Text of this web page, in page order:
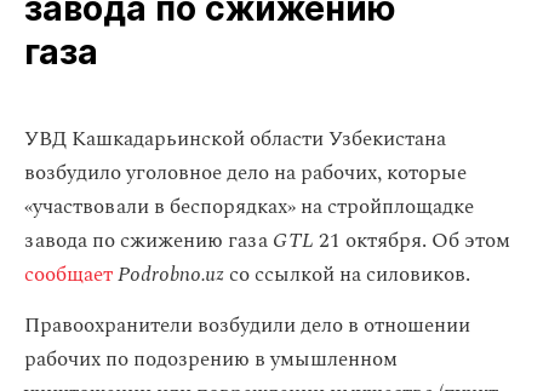
завода по сжижению
газа
УВД Кашкадарьинской области Узбекистана
возбудило уголовное дело на рабочих, которые
«участвовали в беспорядках» на стройплощадке
завода по сжижению газаGTL21 октября. Об этом
сообщаетPodrobno.uzсо ссылкой на силовиков.
Правоохранители возбудили дело в отношении
рабочих по подозрению в умышленном